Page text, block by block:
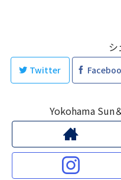
Twitter
Yokohama Sun